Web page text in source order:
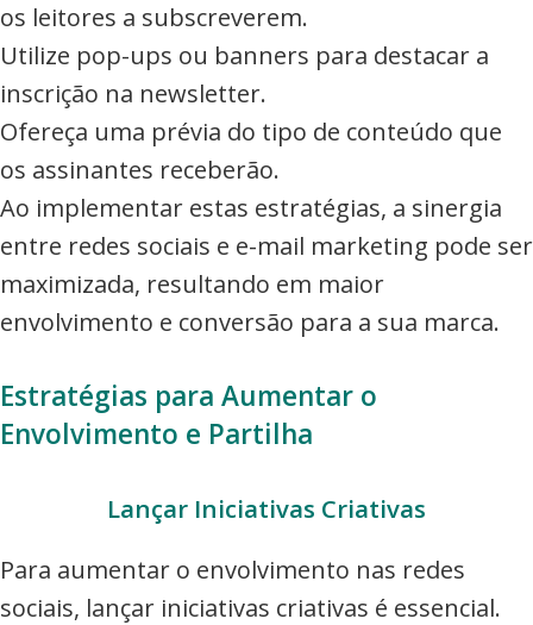
os leitores a subscreverem.
Utilize pop-ups ou banners para destacar a
inscrição na newsletter.
Ofereça uma prévia do tipo de conteúdo que
os assinantes receberão.
Ao implementar estas estratégias, a sinergia
entre redes sociais e e-mail marketing pode ser
maximizada, resultando em maior
envolvimento e conversão para a sua marca.
Estratégias para Aumentar o
Envolvimento e Partilha
Lançar Iniciativas Criativas
Para aumentar o envolvimento nas redes
sociais, lançar iniciativas criativas é essencial.